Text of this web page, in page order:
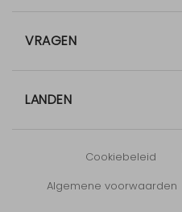
VRAGEN
LANDEN
Cookiebeleid
Algemene voorwaarden